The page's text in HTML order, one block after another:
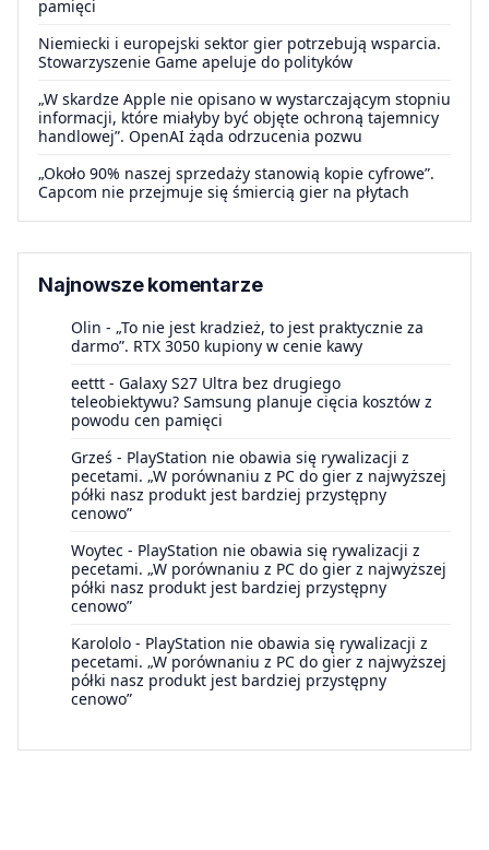
pamięci
Niemiecki i europejski sektor gier potrzebują wsparcia.
Stowarzyszenie Game apeluje do polityków
„W skardze Apple nie opisano w wystarczającym stopniu
informacji, które miałyby być objęte ochroną tajemnicy
handlowej”. OpenAI żąda odrzucenia pozwu
„Około 90% naszej sprzedaży stanowią kopie cyfrowe”.
Capcom nie przejmuje się śmiercią gier na płytach
Najnowsze komentarze
Olin - „To nie jest kradzież, to jest praktycznie za
darmo”. RTX 3050 kupiony w cenie kawy
eettt - Galaxy S27 Ultra bez drugiego
teleobiektywu? Samsung planuje cięcia kosztów z
powodu cen pamięci
Grześ - PlayStation nie obawia się rywalizacji z
pecetami. „W porównaniu z PC do gier z najwyższej
półki nasz produkt jest bardziej przystępny
cenowo”
Woytec - PlayStation nie obawia się rywalizacji z
pecetami. „W porównaniu z PC do gier z najwyższej
półki nasz produkt jest bardziej przystępny
cenowo”
Karololo - PlayStation nie obawia się rywalizacji z
pecetami. „W porównaniu z PC do gier z najwyższej
półki nasz produkt jest bardziej przystępny
cenowo”